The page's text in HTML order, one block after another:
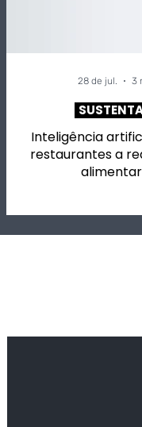
Inteligência
restaurantes a
28 de jul. 3